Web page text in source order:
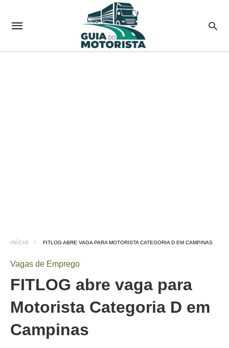
INÍCIO FITLOG ABRE VAGA PARA MOTORISTA CATEGORIA D EM CAMPINAS
Vagas de Emprego
FITLOG abre vaga para
Motorista Categoria D em
Campinas